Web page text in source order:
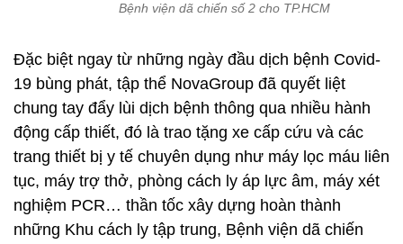
Bệnh viện dã chiến số 2 cho TP.HCM
Đặc biệt ngay từ những ngày đầu dịch bệnh Covid-
19 bùng phát, tập thể NovaGroup đã quyết liệt
chung tay đẩy lùi dịch bệnh thông qua nhiều hành
động cấp thiết, đó là trao tặng xe cấp cứu và các
trang thiết bị y tế chuyên dụng như máy lọc máu liên
tục, máy trợ thở, phòng cách ly áp lực âm, máy xét
nghiệm PCR… thần tốc xây dựng hoàn thành
những Khu cách ly tập trung, Bệnh viện dã chiến